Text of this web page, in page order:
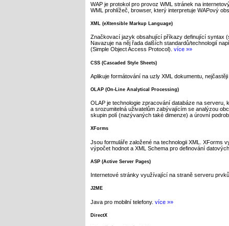
WAP je protokol pro provoz WML stránek na
WML prohlížeč, browser, který interpretuje WAPový
XML (eXtensible Markup Language)
Značkovací jazyk obsahující příkazy definující syntax
Navazuje na něj řada dalších standardů/technologií
(Simple Object Access Protocol). více »»
CSS (Cascaded Style Sheets)
Aplikuje formátování na uzly XML dokumentu,
OLAP (On-Line Analytical Processing)
OLAP je technologie zpracování databáze na
a srozumitelná uživatelům zabývajícím se analýzou
skupin polí (nazývaných také dimenze) a úrovní
XForms
Jsou formuláře založené na technologii XML. XForms
výpočet hodnot a XML Schema pro definování
ASP (Active Server Pages)
Internetové stránky využívající na straně serveru
J2ME
Java pro mobilní telefony. více »»
DirectX